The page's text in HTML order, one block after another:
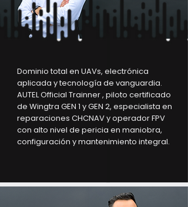
Dominio total en UAVs, electrónica
aplicada y tecnología de vanguardia.
AUTEL Official Trainner , piloto certificado
de Wingtra GEN 1 y GEN 2, especialista en
reparaciones CHCNAV y operador FPV
con alto nivel de pericia en maniobra,
configuración y mantenimiento integral.